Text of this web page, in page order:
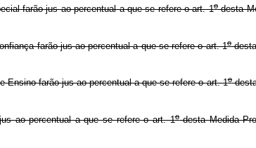
farão jus ao percentual a que se refere o art. 1odesta
farão jus ao percentual a que se refere o art. 1o
farão jus ao percentual a que se refere o art. 1o
ao percentual a que se refere o art. 1odesta Medida